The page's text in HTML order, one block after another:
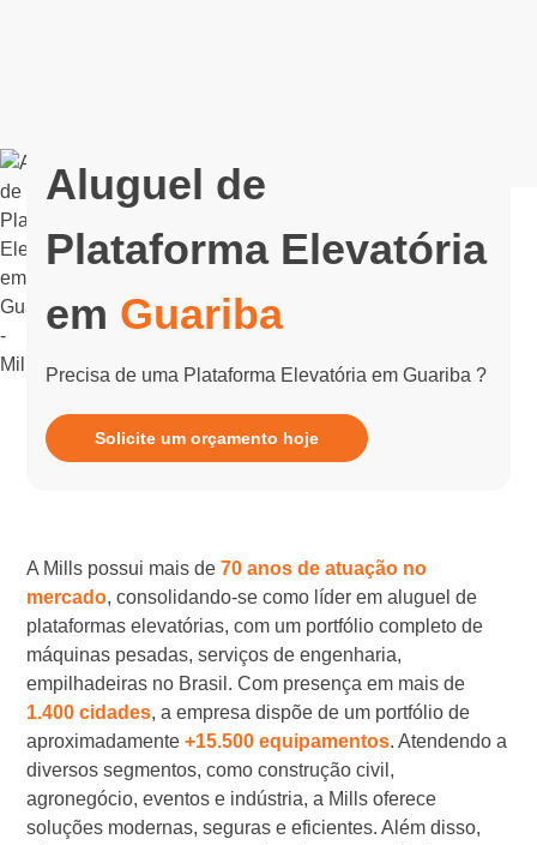
Aluguel de
Plataforma Elevatória
em Guariba
Precisa de uma Plataforma Elevatória em Guariba ?
Solicite um orçamento hoje
A Mills possui mais de70 anos de atuação no
mercado, consolidando-se como líder em aluguel de
plataformas elevatórias, com um portfólio completo de
máquinas pesadas, serviços de engenharia,
empilhadeiras no Brasil. Com presença em mais de
1.400 cidades, a empresa dispõe de um portfólio de
aproximadamente+15.500 equipamentos. Atendendo a
diversos segmentos, como construção civil,
agronegócio, eventos e indústria, a Mills oferece
soluções modernas, seguras e eficientes. Além disso,